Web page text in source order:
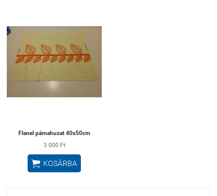
Flanel párnahuzat 40x50cm
3 000 Ft
 KOSÁRBA